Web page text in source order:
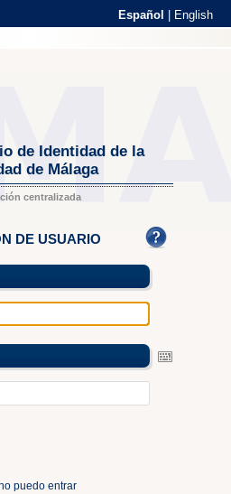
Español English
de Identidad de la
de Málaga
centralizada
DE USUARIO
puedo entrar